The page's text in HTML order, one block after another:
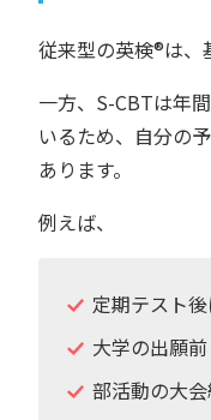
従来型の英検®︎は、
一方、S-CBTは年
いるため、自分の
あります。
例えば、
定期テスト
大学の出願
部活動の大